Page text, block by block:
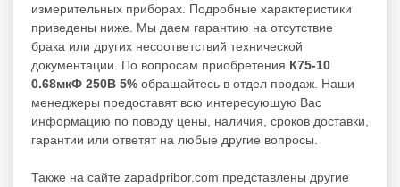
измерительных приборах. Подробные характеристики
приведены ниже. Мы даем гарантию на отсутствие
брака или других несоответствий технической
документации. По вопросам приобретения К75-10
0.68мкФ 250В 5% обращайтесь в отдел продаж. Наши
менеджеры предоставят всю интересующую Вас
информацию по поводу цены, наличия, сроков доставки,
гарантии или ответят на любые другие вопросы.
Также на сайте zapadpribor.com представлены другие